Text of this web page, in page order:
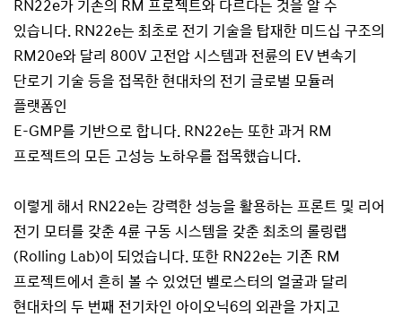
RN22e가 기존의 RM 프로젝트와 다르다는 것을 알 수
있습니다. RN22e는 최초로 전기 기술을 탑재한 미드십 구조의
RM20e와 달리 800V 고전압 시스템과 전륜의 EV 변속기
단로기 기술 등을 접목한 현대차의 전기 글로벌 모듈러
플랫폼인
E-GMP를 기반으로 합니다. RN22e는 또한 과거 RM
프로젝트의 모든 고성능 노하우를 접목했습니다.
이렇게 해서 RN22e는 강력한 성능을 활용하는 프론트 및 리어
전기 모터를 갖춘 4륜 구동 시스템을 갖춘 최초의 롤링랩
(Rolling Lab)이 되었습니다. 또한 RN22e는 기존 RM
프로젝트에서 흔히 볼 수 있었던 벨로스터의 얼굴과 달리
현대차의 두 번째 전기차인 아이오닉6의 외관을 가지고